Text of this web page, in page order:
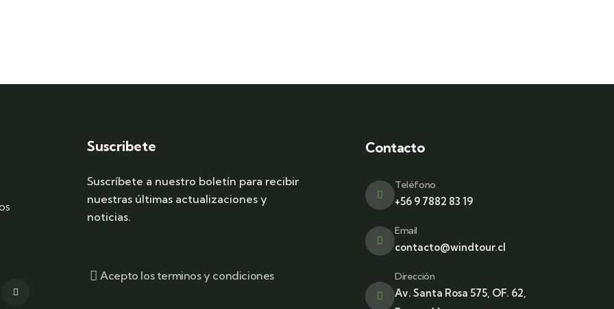
Suscribete
Suscríbete a nuestro boletín para recibir
nuestras últimas actualizaciones y
noticias.
Acepto los terminos y condiciones
Contacto
Teléfono
+56 9 7882 83 19
Email
contacto@windtour.cl
Dirección
Av. Santa Rosa 575, OF. 62,